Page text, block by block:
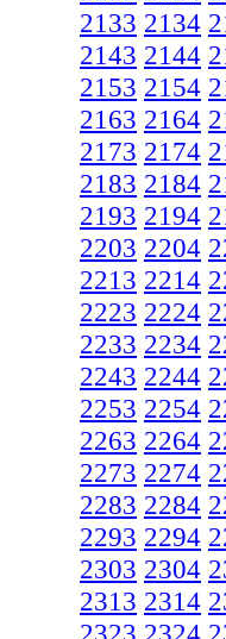
2133 2134
2143 2144
2153 2154
2163 2164
2173 2174
2183 2184
2193 2194
2203 2204
2213 2214
2223 2224
2233 2234
2243 2244
2253 2254
2263 2264
2273 2274
2283 2284
2293 2294
2303 2304
2313 2314